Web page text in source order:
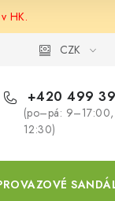
HK.
CZK
+420 499
(po–pá:
12:30)